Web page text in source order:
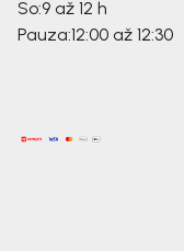
So:9 až 12 h
Pauza:12:00 až 12:30